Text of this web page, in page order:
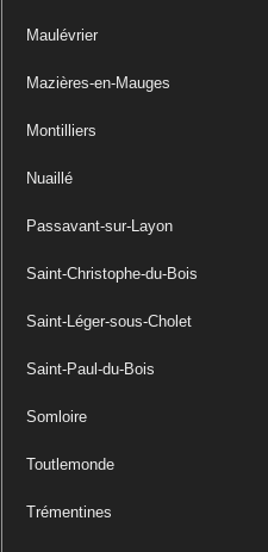
Maulévrier
Mazières-en-Mauges
Montilliers
Nuaillé
Passavant-sur-Layon
Saint-Christophe-du-Bois
Saint-Léger-sous-Cholet
Saint-Paul-du-Bois
Somloire
Toutlemonde
Trémentines